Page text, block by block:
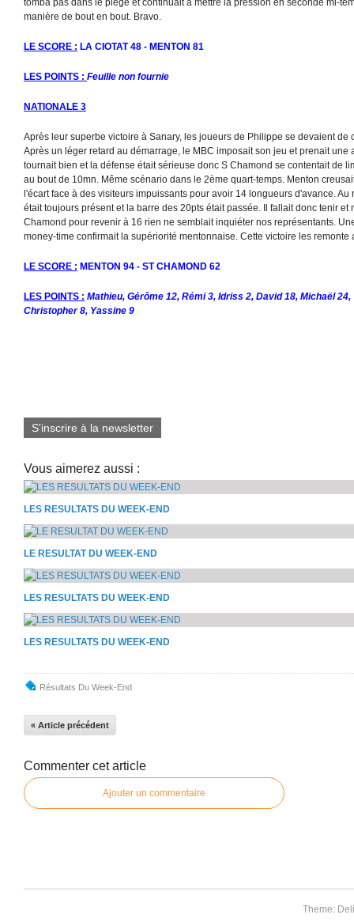
tomba pas dans le piège et continuait à mettre la pression en seconde mi-
manière de bout en bout. Bravo.
LE SCORE : LA CIOTAT 48 - MENTON 81
LES POINTS : Feuille non fournie
NATIONALE 3
Après leur superbe victoire à Sanary, les joueurs de Philippe se devaient de
Après un léger retard au démarrage, le MBC imposait son jeu et prenait une
tournait bien et la défense était sérieuse donc S Chamond se contentait de
au bout de 10mn. Même scénario dans le 2ème quart-temps. Menton
l'écart face à des visiteurs impuissants pour avoir 14 longueurs d'avance.
était toujours présent et la barre des 20pts était passée. Il fallait donc tenir et
Chamond pour revenir à 16 rien ne semblait inquiéter nos représentants.
money-time confirmait la supériorité mentonnaise. Cette victoire les remonte
LE SCORE : MENTON 94 - ST CHAMOND 62
LES POINTS : Mathieu, Gérôme 12, Rémi 3, Idriss 2, David 18, Michaël 24,
Christopher 8, Yassine 9
S'inscrire à la newsletter
Vous aimerez aussi :
LES RESULTATS DU WEEK-END
LE RESULTAT DU WEEK-END
LES RESULTATS DU WEEK-END
LES RESULTATS DU WEEK-END
Résultats Du Week-End
« Article précédent
Commenter cet article
Ajouter un commentaire
Theme: